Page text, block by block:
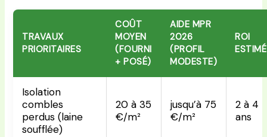
TRAVAUX
PRIORITAIRES
COÛT
MOYEN
(FOURNI
+ POSÉ)
AIDE MPR
2026
(PROFIL
MODESTE)
ROI
ESTIMÉ
Isolation
combles
perdus (laine
soufflée)
20 à 35
€/m²
jusqu’à 75
€/m²
2 à 4
ans